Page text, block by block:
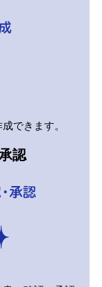
できます。
認